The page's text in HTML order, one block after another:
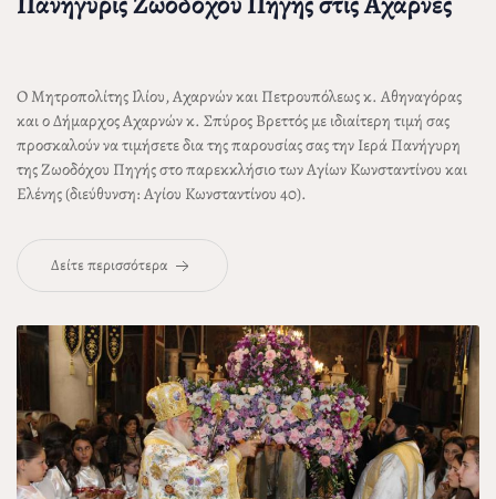
Ο Μητροπολίτης Ιλίου, Αχαρνών και Πετρουπόλεωςκ. Αθηναγόρας
και ο Δήμαρχος Αχαρνώνκ. Σπύρος Βρεττός με ιδιαίτερη τιμή σας
προσκαλούν να τιμήσετε δια της παρουσίας σας την Ιερά Πανήγυρη
της Ζωοδόχου Πηγής στο παρεκκλήσιο των Αγίων Κωνσταντίνου και
Ελένης (διεύθυνση: Αγίου Κωνσταντίνου 40).
Δείτε περισσότερα